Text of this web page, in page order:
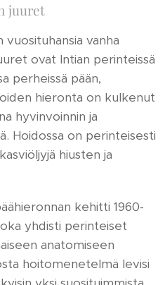
juuret
vanha
ovat Intian perinteissä
perheissä pään,
hieronta on kulkenut
hyvinvoinnin ja
Hoidossa on perinteisesti
hiusten ja
kehitti 1960-
yhdisti perinteiset
anatomiseen
hoitomenetelmä levisi